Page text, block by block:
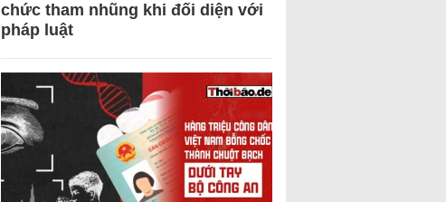
chức tham nhũng khi đối diện với
pháp luật